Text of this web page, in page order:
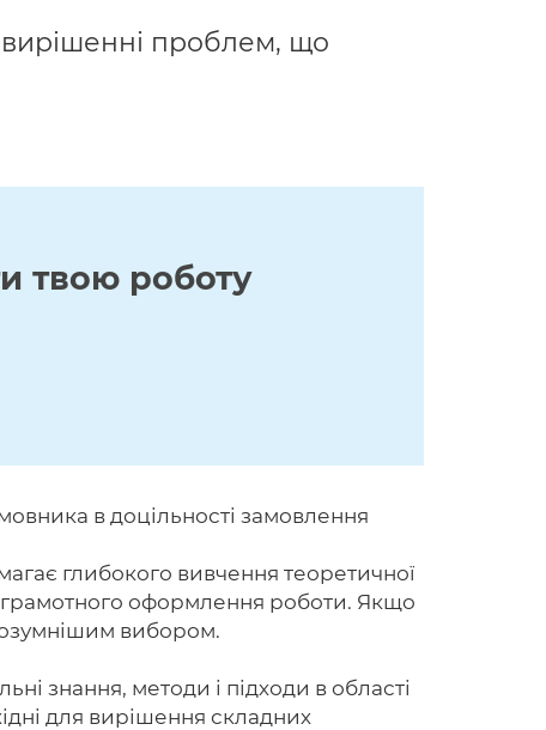
вирішенні проблем, що
твою роботу
в доцільності замовлення
глибокого вивчення теоретичної
грамотного оформлення роботи. Якщо
вибором.
знання, методи і підходи в області
для вирішення складних